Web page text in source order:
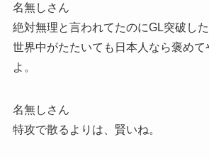
名無しさん
絶対無理と言われてたのにGL突破した
世界中がたたいても日本人なら褒めて
よ。
名無しさん
特攻で散るよりは、賢いね。